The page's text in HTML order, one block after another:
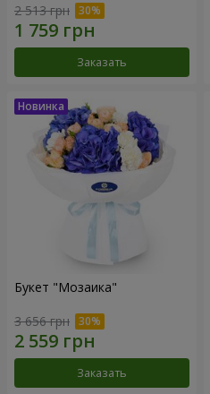
2 513 грн
Заказать
Букет "Мозаика"
3 656 грн
Заказать